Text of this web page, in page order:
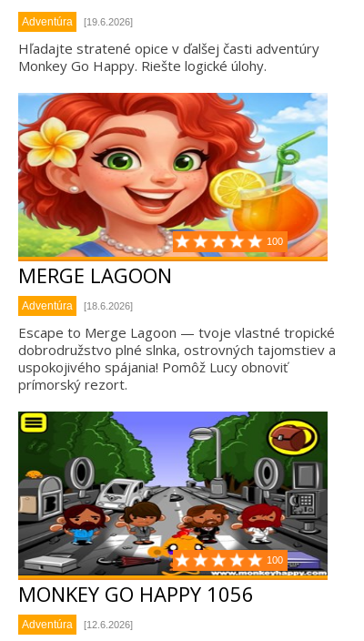
Adventúra [19.6.2026]
Hľadajte stratené opice v ďalšej časti adventúry
Monkey Go Happy. Riešte logické úlohy.
100
MERGE LAGOON
Adventúra [18.6.2026]
Escape to Merge Lagoon — tvoje vlastné tropické
dobrodružstvo plné slnka, ostrovných tajomstiev a
uspokojivého spájania! Pomôž Lucy obnoviť
prímorský rezort.
100
MONKEY GO HAPPY 1056
Adventúra [12.6.2026]